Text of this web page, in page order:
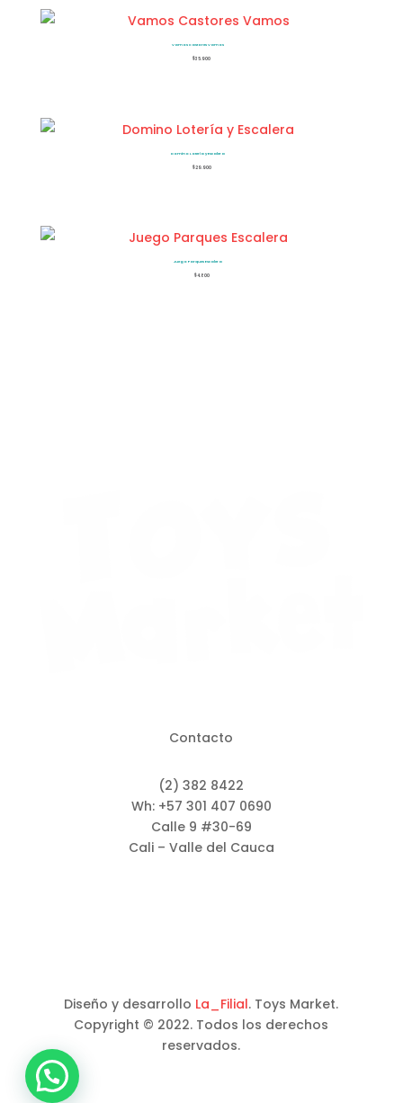
Vamos Castores Vamos
$35.900
Domino Lotería y Escalera
$29.900
Juego Parques Escalera
$4.800
Contacto
(2) 382 8422
Wh: +57 301 407 0690
Calle 9 #30-69
Cali – Valle del Cauca
Diseño y desarrollo La_Filial. Toys Market.
Copyright © 2022. Todos los derechos
reservados.